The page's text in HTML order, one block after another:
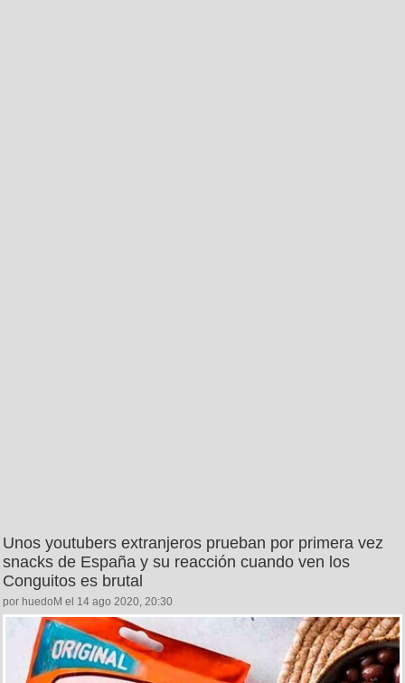
Unos youtubers extranjeros prueban por primera vez
snacks de España y su reacción cuando ven los
Conguitos es brutal
por huedoM el 14 ago 2020, 20:30